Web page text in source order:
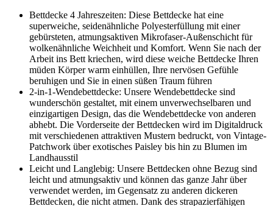
Bettdecke 4 Jahreszeiten: Diese Bettdecke hat eine
superweiche, seidenähnliche Polyesterfüllung mit einer
gebürsteten, atmungsaktiven Mikrofaser-Außenschicht für
wolkenähnliche Weichheit und Komfort. Wenn Sie nach der
Arbeit ins Bett kriechen, wird diese weiche Bettdecke Ihren
müden Körper warm einhüllen, Ihre nervösen Gefühle
beruhigen und Sie in einen süßen Traum führen
2-in-1-Wendebettdecke: Unsere Wendebettdecke sind
wunderschön gestaltet, mit einem unverwechselbaren und
einzigartigen Design, das die Wendebettdecke von anderen
abhebt. Die Vorderseite der Bettdecken wird im Digitaldruck
mit verschiedenen attraktiven Mustern bedruckt, von Vintage-
Patchwork über exotisches Paisley bis hin zu Blumen im
Landhausstil
Leicht und Langlebig: Unsere Bettdecken ohne Bezug sind
leicht und atmungsaktiv und können das ganze Jahr über
verwendet werden, im Gegensatz zu anderen dickeren
Bettdecken, die nicht atmen. Dank des strapazierfähigen